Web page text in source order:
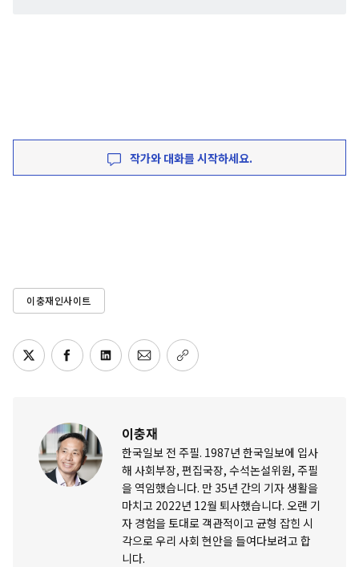
작가와 대화를 시작하세요.
이충재인사이트
이충재
한국일보 전 주필. 1987년 한국일보에 입사
해 사회부장, 편집국장, 수석논설위원, 주필
을 역임했습니다. 만 35년 간의 기자 생활을
마치고 2022년 12월 퇴사했습니다. 오랜 기
자 경험을 토대로 객관적이고 균형 잡힌 시
각으로 우리 사회 현안을 들여다보려고 합
니다.